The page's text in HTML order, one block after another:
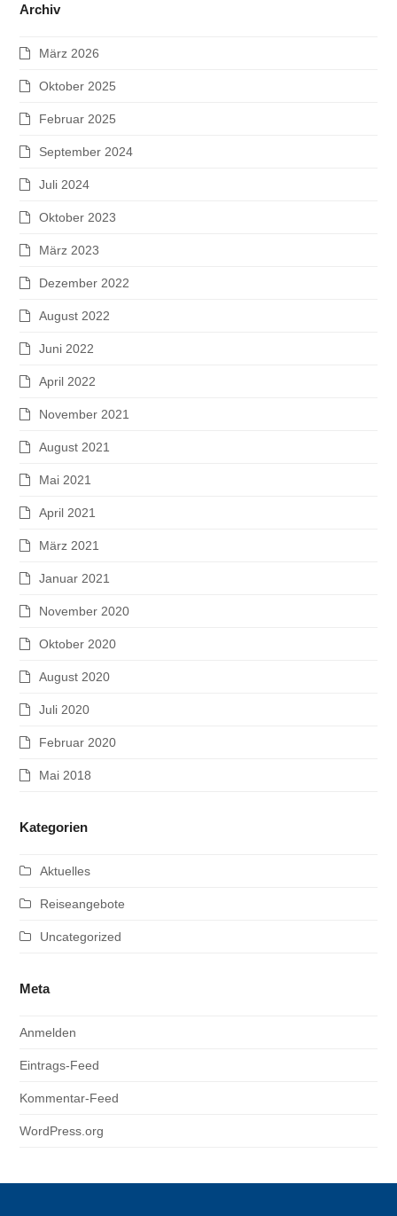
Archiv
März 2026
Oktober 2025
Februar 2025
September 2024
Juli 2024
Oktober 2023
März 2023
Dezember 2022
August 2022
Juni 2022
April 2022
November 2021
August 2021
Mai 2021
April 2021
März 2021
Januar 2021
November 2020
Oktober 2020
August 2020
Juli 2020
Februar 2020
Mai 2018
Kategorien
Aktuelles
Reiseangebote
Uncategorized
Meta
Anmelden
Eintrags-Feed
Kommentar-Feed
WordPress.org